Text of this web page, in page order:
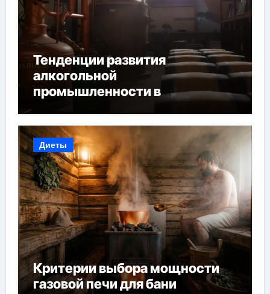
Тенденции развития
алкогольной
промышленности в
Диеты
Критерии выбора мощности
газовой печи для бани